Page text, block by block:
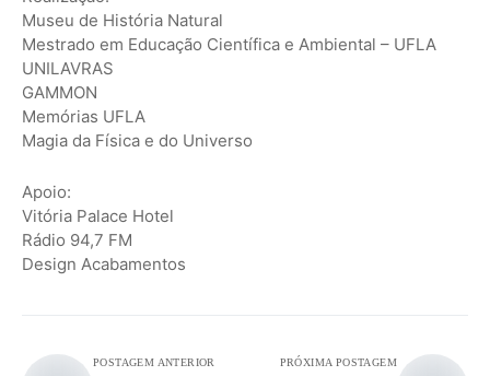
Museu de História Natural
Mestrado em Educação Científica e Ambiental – UFLA
UNILAVRAS
GAMMON
Memórias UFLA
Magia da Física e do Universo
Apoio:
Vitória Palace Hotel
Rádio 94,7 FM
Design Acabamentos
POSTAGEM ANTERIOR PRÓXIMA POSTAGEM